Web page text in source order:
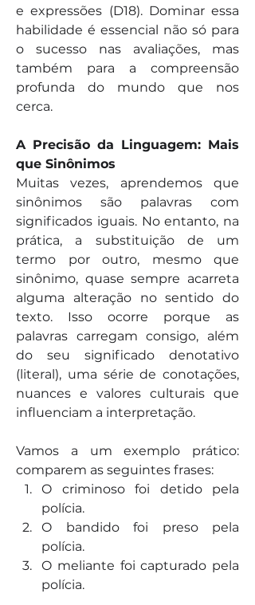
e expressões (D18). Dominar essa
habilidade é essencial não só para
o sucesso nas avaliações, mas
também para a compreensão
profunda do mundo que nos
cerca.
A Precisão da Linguagem: Mais
que Sinônimos
Muitas vezes, aprendemos que
sinônimos são palavras com
significados iguais. No entanto, na
prática, a substituição de um
termo por outro, mesmo que
sinônimo, quase sempre acarreta
alguma alteração no sentido do
texto. Isso ocorre porque as
palavras carregam consigo, além
do seu significado denotativo
(literal), uma série de conotações,
nuances e valores culturais que
influenciam a interpretação.
Vamos a um exemplo prático:
comparem as seguintes frases:
O criminoso foi detido pela
polícia.
O bandido foi preso pela
polícia.
O meliante foi capturado pela
polícia.